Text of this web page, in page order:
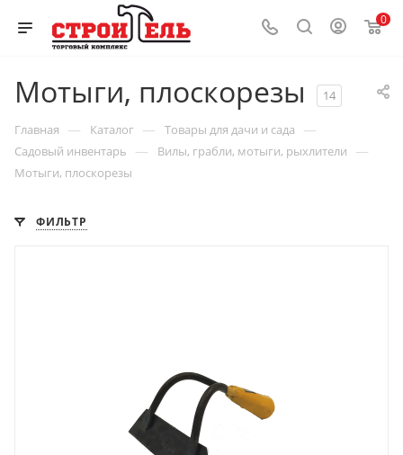
0
Мотыги, плоскорезы 14
Главная — Каталог — Товары для дачи и сада —
Садовый инвентарь — Вилы, грабли, мотыги, рыхлители —
Мотыги, плоскорезы
ФИЛЬТР